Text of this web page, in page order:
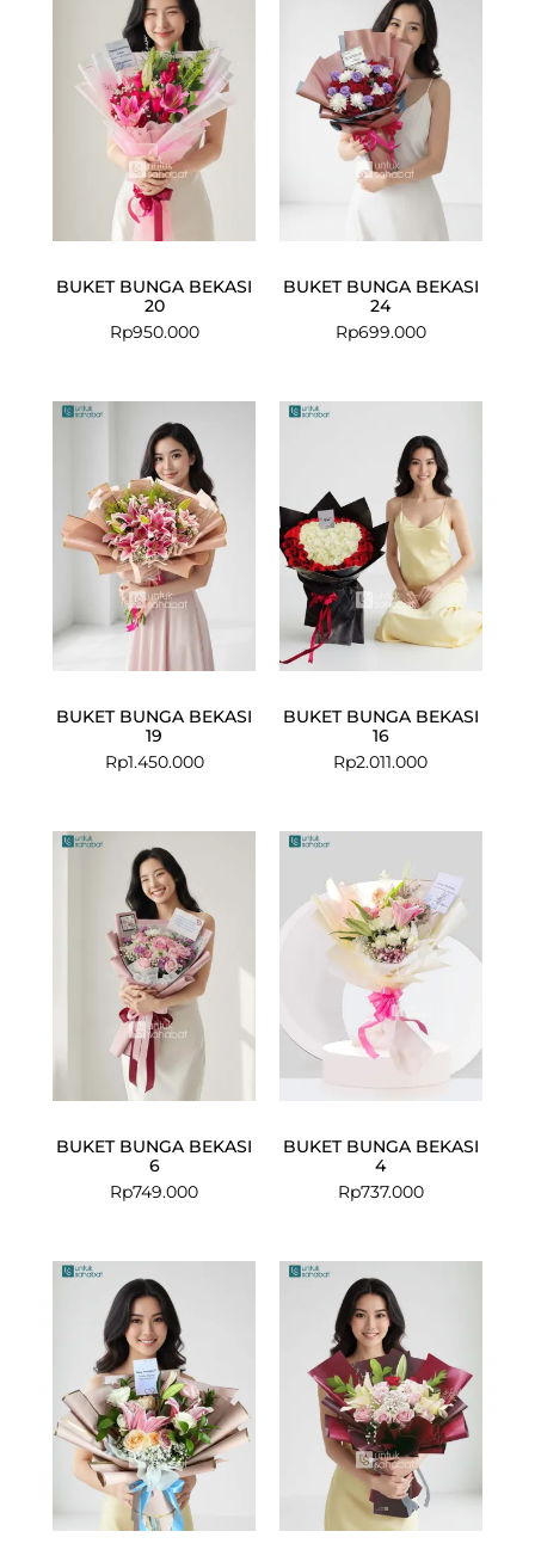
BUKET BUNGA BEKASI
20
Rp950.000
BUKET BUNGA BEKASI
24
Rp699.000
BUKET BUNGA BEKASI
19
Rp1.450.000
BUKET BUNGA BEKASI
16
Rp2.011.000
BUKET BUNGA BEKASI
6
Rp749.000
BUKET BUNGA BEKASI
4
Rp737.000